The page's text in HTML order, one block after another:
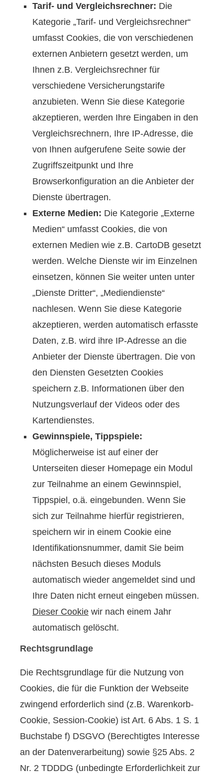
Tarif- und Vergleichsrechner: Die
Kategorie „Tarif- und Vergleichsrechner“
umfasst Cookies, die von verschiedenen
externen Anbietern gesetzt werden, um
Ihnen z.B. Vergleichsrechner für
verschiedene Versicherungstarife
anzubieten. Wenn Sie diese Kategorie
akzeptieren, werden Ihre Eingaben in den
Vergleichsrechnern, Ihre IP-Adresse, die
von Ihnen aufgerufene Seite sowie der
Zugriffszeitpunkt und Ihre
Browserkonfiguration an die Anbieter der
Dienste übertragen.
Externe Medien: Die Kategorie „Externe
Medien“ umfasst Cookies, die von
externen Medien wie z.B. CartoDB gesetzt
werden. Welche Dienste wir im Einzelnen
einsetzen, können Sie weiter unten unter
„Dienste Dritter“, „Mediendienste“
nachlesen. Wenn Sie diese Kategorie
akzeptieren, werden automatisch erfasste
Daten, z.B. wird ihre IP-Adresse an die
Anbieter der Dienste übertragen. Die von
den Diensten Gesetzten Cookies
speichern z.B. Informationen über den
Nutzungsverlauf der Videos oder des
Kartendienstes.
Gewinnspiele, Tippspiele:
Möglicherweise ist auf einer der
Unterseiten dieser Homepage ein Modul
zur Teilnahme an einem Gewinnspiel,
Tippspiel, o.ä. eingebunden. Wenn Sie
sich zur Teilnahme hierfür registrieren,
speichern wir in einem Cookie eine
Identifikationsnummer, damit Sie beim
nächsten Besuch dieses Moduls
automatisch wieder angemeldet sind und
Ihre Daten nicht erneut eingeben müssen.
Dieser Cookie wir nach einem Jahr
automatisch gelöscht.
Rechtsgrundlage
Die Rechtsgrundlage für die Nutzung von
Cookies, die für die Funktion der Webseite
zwingend erforderlich sind (z.B. Warenkorb-
Cookie, Session-Cookie) ist Art. 6 Abs. 1 S. 1
Buchstabe f) DSGVO (Berechtigtes Interesse
an der Datenverarbeitung) sowie §25 Abs. 2
Nr. 2 TDDDG (unbedingte Erforderlichkeit zur